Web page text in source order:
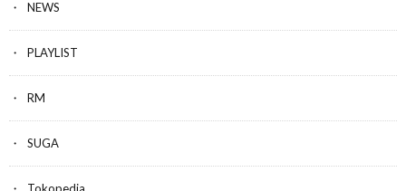
NEWS
PLAYLIST
RM
SUGA
Tokopedia